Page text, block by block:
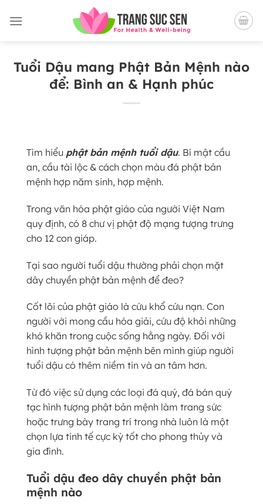
qua
Tuổi Dậu mang Phật Bản Mệnh nào
để: Bình an & Hạnh phúc
Tìm hiểu phật bản mệnh tuổi dậu. Bí mật cầu
an, cầu tài lộc & cách chọn màu đá phật bản
mệnh hợp năm sinh, hợp mệnh.
Trong văn hóa phật giáo của người Việt Nam
quy định, có 8 chư vị phật độ mạng tượng trưng
cho 12 con giáp.
Tại sao người tuổi dậu thường phải chọn mặt
dây chuyền phật bản mệnh để đeo?
Cốt lõi của phật giáo là cứu khổ cứu nạn. Con
người với mong cầu hóa giải, cứu độ khỏi những
khó khăn trong cuộc sống hằng ngày. Đối với
hình tượng phật bản mệnh bên mình giúp người
tuổi dậu có thêm niềm tin và an tâm hơn.
Từ đó việc sử dụng các loại đá quý, đá bán quý
tạc hình tượng phật bản mệnh làm trang sức
hoặc trưng bày trang trí trong nhà luôn là một
chọn lựa tinh tế cực kỳ tốt cho phong thủy và
gia đình.
Tuổi dậu đeo dây chuyền phật bản
mệnh nào